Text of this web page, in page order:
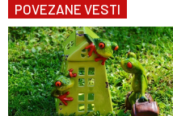
POVEZANE VESTI